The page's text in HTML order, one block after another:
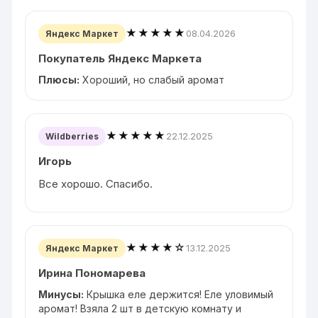
Яндекс Маркет ★★★★★ 08.04.2026
Покупатель Яндекс Маркета
Плюсы: Хороший, но слабый аромат
Wildberries ★★★★★ 22.12.2025
Игорь
Все хорошо. Спасибо.
Яндекс Маркет ★★★★☆13.12.2025
Ирина Пономарева
Минусы: Крышка еле держится! Еле уловимый
аромат! Взяла 2 шт в детскую комнату и